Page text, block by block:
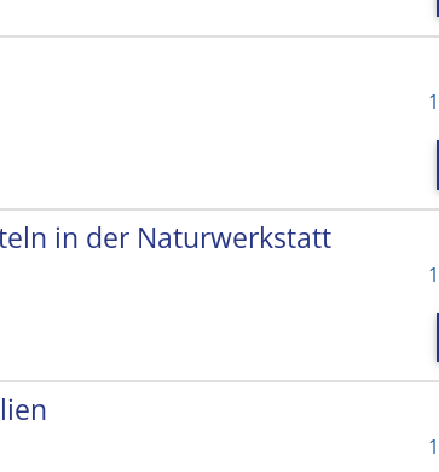
in der Naturwerkstatt